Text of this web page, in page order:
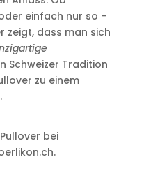
einfach nur so –
zeigt, dass man sich
Schweizer Tradition
zu einem
bei